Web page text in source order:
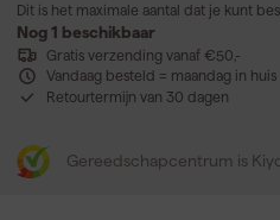
Dit is het maximale aantal dat je kunt
Nog 1 beschikbaar
Gratis verzending vanaf €50,-
Vandaag besteld = maandag in huis
Retourtermijn van 30 dagen
Gereedschapcentrum is